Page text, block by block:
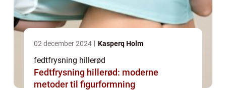
02 december 2024 Kasperq Holm
fedtfrysning hillerød
Fedtfrysning hillerød: moderne
metoder til figurformning